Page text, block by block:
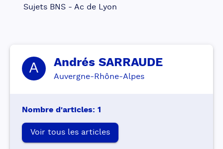
Sujets BNS - Ac de Lyon
A Andrés SARRAUDE
Auvergne-Rhône-Alpes
Nombre d'articles: 1
Voir tous les articles